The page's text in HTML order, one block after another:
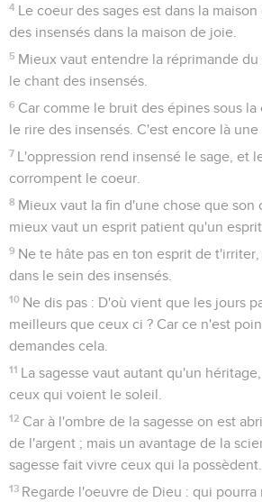
4 Le coeur des sages est dans la
des insensés dans la maison de joie.
5 Mieux vaut entendre la réprimande
le chant des insensés.
6 Car comme le bruit des épines sous
le rire des insensés. C'est encore là une
7 L'oppression rend insensé le sage, et
corrompent le coeur.
8 Mieux vaut la fin d'une chose que son
mieux vaut un esprit patient qu'un esprit
9 Ne te hâte pas en ton esprit de
dans le sein des insensés.
10 Ne dis pas : D'où vient que les jours
meilleurs que ceux ci ? Car ce n'est
demandes cela.
11 La sagesse vaut autant qu'un
ceux qui voient le soleil.
12 Car à l'ombre de la sagesse on est
de l'argent ; mais un avantage de la
sagesse fait vivre ceux qui la possèdent.
13 Regarde l'oeuvre de Dieu : qui pourra